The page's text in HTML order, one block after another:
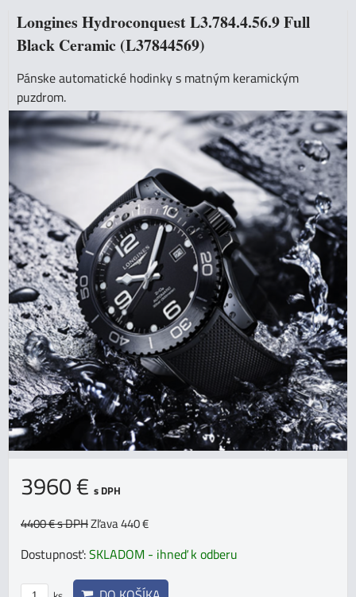
Longines Hydroconquest L3.784.4.56.9 Full
Black Ceramic (L37844569)
Pánske automatické hodinky s matným keramickým
puzdrom.
3960 € s DPH
4400 €s DPHZľava 440 €
Dostupnosť:SKLADOM - ihneď k odberu